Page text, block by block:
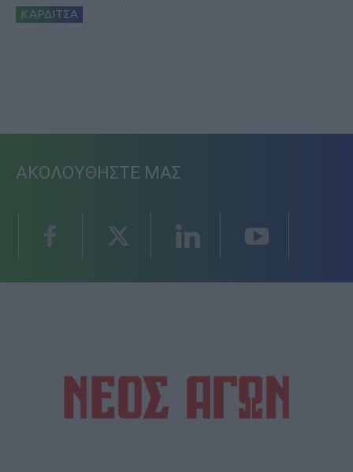
ΚΑΡΔΙΤΣΑ
ΑΚΟΛΟΥΘΗΣΤΕ ΜΑΣ